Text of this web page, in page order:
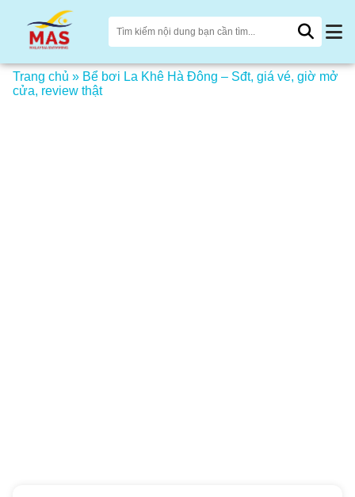
Trang chủ » Bể bơi La Khê Hà Đông – Sđt, giá vé, giờ mở
cửa, review thật